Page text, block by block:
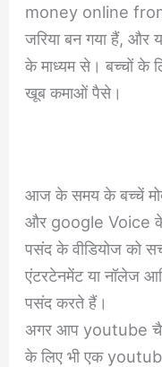
money online
जरिया बन गया हैं,
के माध्यम से। बच्चों के
खूब कमाओं पैसे।
आज के समय के बच्चें
और google Voice के
पसंद के वीडियोज को
एंटरटेनमेंट या नॉलेज
पसंद करते हैं।
अगर आप youtube
के लिए भी एक